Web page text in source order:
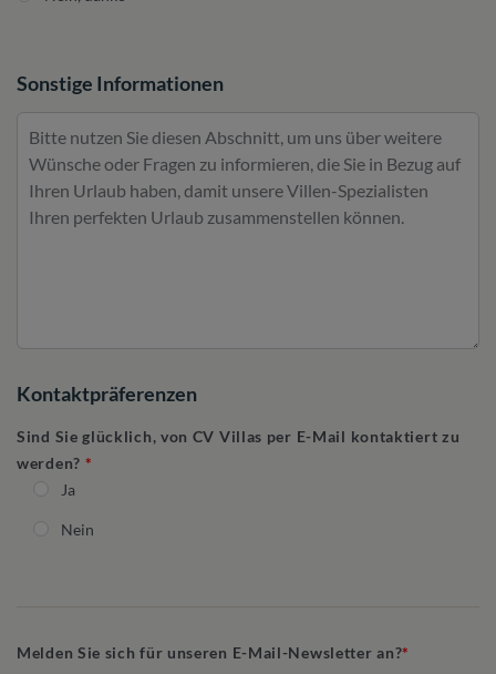
Sonstige Informationen
Kontaktpräferenzen
Sind Sie glücklich, von CV Villas per E-Mail kontaktiert zu
werden?
Ja
Nein
Melden Sie sich für unseren E-Mail-Newsletter an?